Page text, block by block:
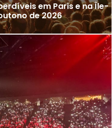
em Paris e na Île-
de 2026